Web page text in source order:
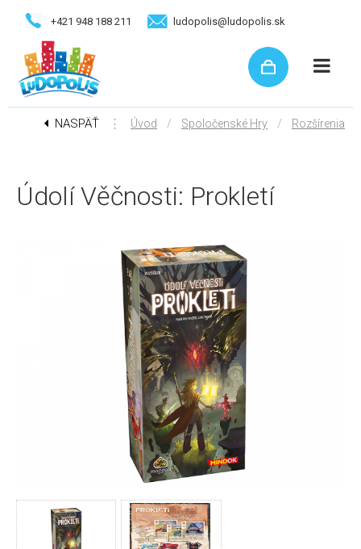
+421 948 188 211 ludopolis@ludopolis.sk
NASPÄŤ ⋮ Úvod / Spoločenské Hry / Rozšírenia
Údolí Věčnosti: Prokletí